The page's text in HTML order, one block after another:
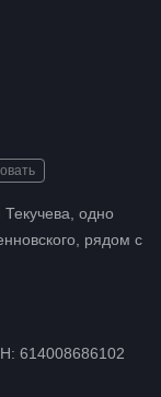
одно
рядом с
614008686102